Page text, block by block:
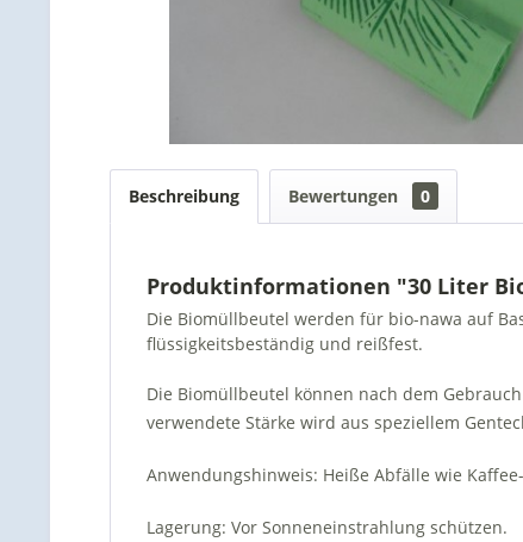
Beschreibung Bewertungen 0
Produktinformationen "30 Liter
Die Biomüllbeutel werden für bio-nawa auf
flüssigkeitsbeständig und reißfest.
Die Biomüllbeutel können nach dem
verwendete Stärke wird aus speziellem
Anwendungshinweis: Heiße Abfälle wie
Lagerung: Vor Sonneneinstrahlung schützen.